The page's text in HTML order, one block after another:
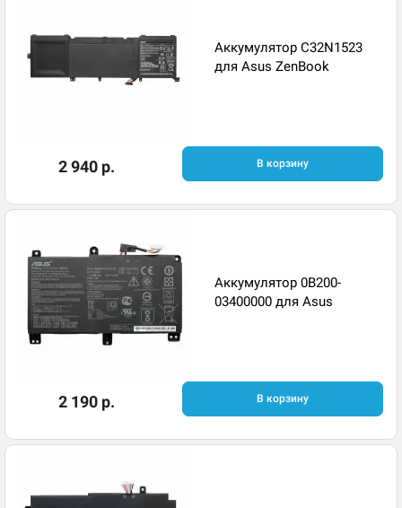
Аккумулятор C32N1523
для Asus ZenBook
2 940 р. В корзину
Аккумулятор 0B200-
03400000 для Asus
2 190 р. В корзину